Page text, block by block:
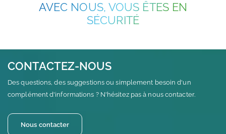
AVEC NOUS, VOUS ÊTES EN
SÉCURITÉ
CONTACTEZ-NOUS
Des questions, des suggestions ou simplement besoin d'un
complément d'informations ? N'hésitez pas à nous contacter.
Nous contacter